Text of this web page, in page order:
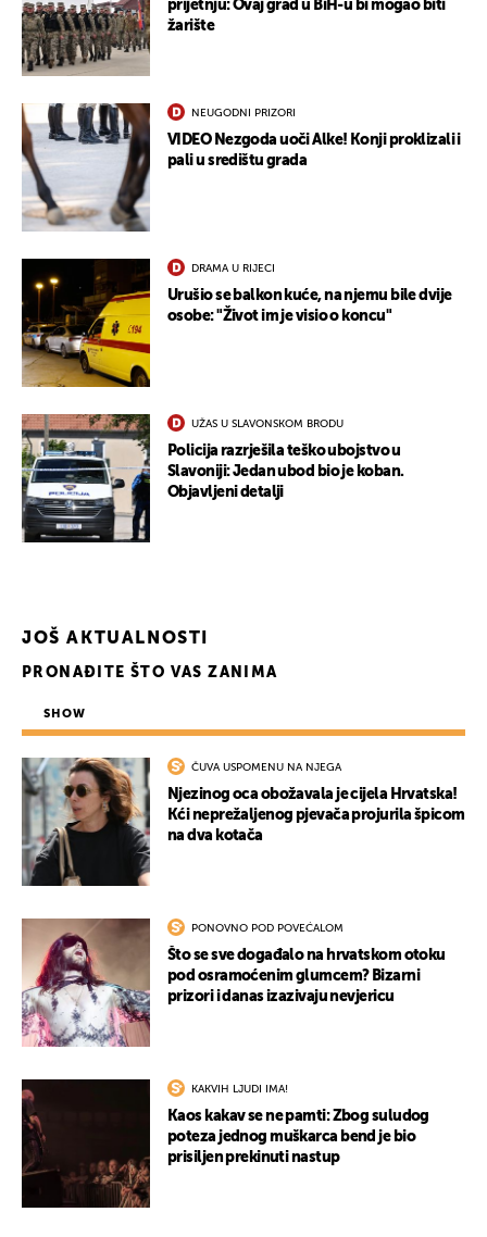
prijetnju: Ovaj grad u BiH-u bi mogao biti
žarište
NEUGODNI PRIZORI
VIDEO Nezgoda uoči Alke! Konji proklizali i
pali u središtu grada
DRAMA U RIJECI
Urušio se balkon kuće, na njemu bile dvije
osobe: "Život im je visio o koncu"
UŽAS U SLAVONSKOM BRODU
Policija razrješila teško ubojstvo u
Slavoniji: Jedan ubod bio je koban.
Objavljeni detalji
JOŠ AKTUALNOSTI
PRONAĐITE ŠTO VAS ZANIMA
SHOW
ČUVA USPOMENU NA NJEGA
Njezinog oca obožavala je cijela Hrvatska!
Kći neprežaljenog pjevača projurila špicom
na dva kotača
PONOVNO POD POVEĆALOM
Što se sve događalo na hrvatskom otoku
pod osramoćenim glumcem? Bizarni
prizori i danas izazivaju nevjericu
KAKVIH LJUDI IMA!
Kaos kakav se ne pamti: Zbog suludog
poteza jednog muškarca bend je bio
prisiljen prekinuti nastup